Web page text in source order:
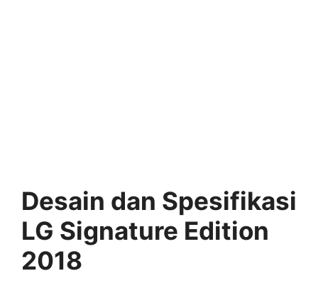
Desain dan Spesifikasi
LG Signature Edition
2018